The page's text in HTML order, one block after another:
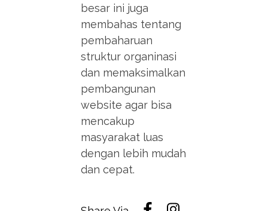
besar ini juga
membahas tentang
pembaharuan
struktur organinasi
dan memaksimalkan
pembangunan
website agar bisa
mencakup
masyarakat luas
dengan lebih mudah
dan cepat.